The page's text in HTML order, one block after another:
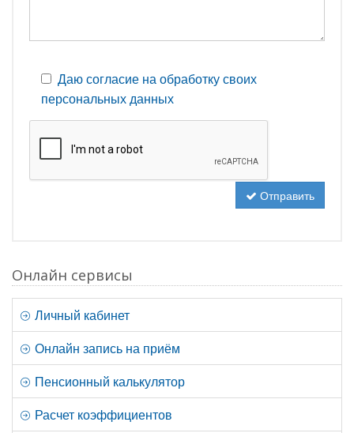
Даю согласие на обработку своих
персональных данных
Отправить
Онлайн сервисы
Личный кабинет
Онлайн запись на приём
Пенсионный калькулятор
Расчет коэффициентов